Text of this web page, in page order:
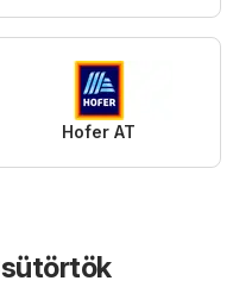
Hofer AT